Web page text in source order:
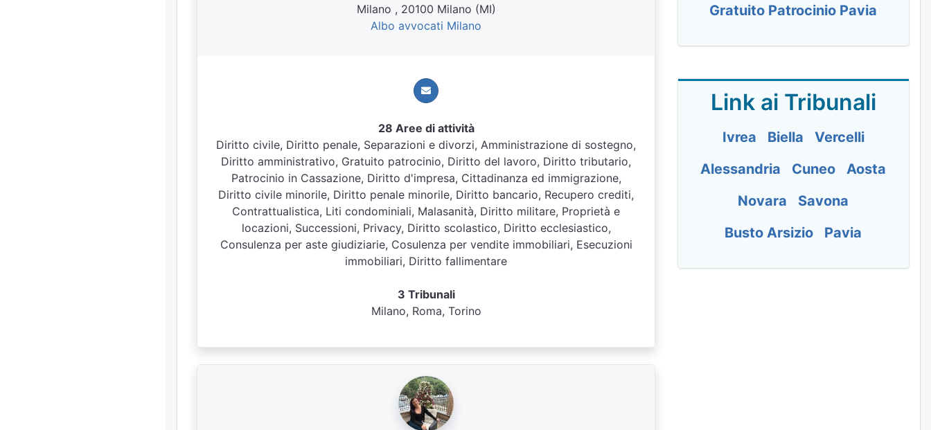
Milano , 20100 Milano (MI)
Albo avvocati Milano
28 Aree di attività
Diritto civile, Diritto penale, Separazioni e divorzi, Amministrazione di sostegno,
Diritto amministrativo, Gratuito patrocinio, Diritto del lavoro, Diritto tributario,
Patrocinio in Cassazione, Diritto d'impresa, Cittadinanza ed immigrazione,
Diritto civile minorile, Diritto penale minorile, Diritto bancario, Recupero crediti,
Contrattualistica, Liti condominiali, Malasanità, Diritto militare, Proprietà e
locazioni, Successioni, Privacy, Diritto scolastico, Diritto ecclesiastico,
Consulenza per aste giudiziarie, Cosulenza per vendite immobiliari, Esecuzioni
immobiliari, Diritto fallimentare
3 Tribunali
Milano, Roma, Torino
Gratuito Patrocinio Pavia
Link ai Tribunali
Ivrea Biella
Vercelli
Alessandria
Cuneo
Aosta
Novara
Savona
Busto Arsizio
Pavia